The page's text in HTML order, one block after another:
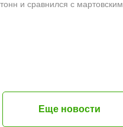
и сравнился с мартовским
Еще новости